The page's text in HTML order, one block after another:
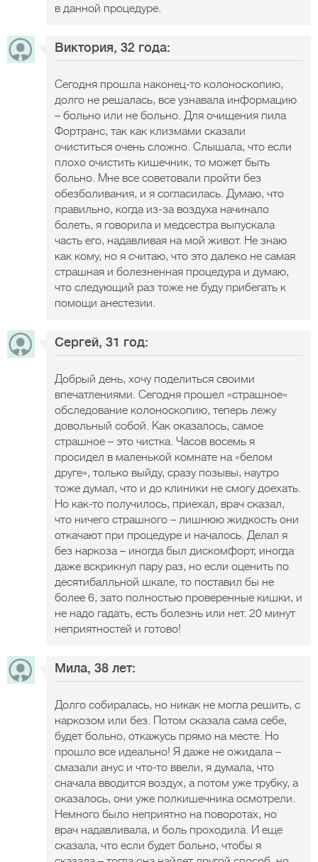
в данной процедуре.
Виктория, 32 года:
Сегодня прошла наконец-то колоноскопию,
долго не решалась, все узнавала информацию
– больно или не больно. Для очищения пила
Фортранс, так как клизмами сказали
очиститься очень сложно. Слышала, что если
плохо очистить кишечник, то может быть
больно. Мне все советовали пройти без
обезболивания, и я согласилась. Думаю, что
правильно, когда из-за воздуха начинало
болеть, я говорила и медсестра выпускала
часть его, надавливая на мой живот. Не знаю
как кому, но я считаю, что это далеко не самая
страшная и болезненная процедура и думаю,
что следующий раз тоже не буду прибегать к
помощи анестезии.
Сергей, 31 год:
Добрый день, хочу поделиться своими
впечатлениями. Сегодня прошел «страшное»
обследование колоноскопию, теперь лежу
довольный собой. Как оказалось, самое
страшное – это чистка. Часов восемь я
просидел в маленькой комнате на «белом
друге», только выйду, сразу позывы, наутро
тоже думал, что и до клиники не смогу доехать.
Но как-то получилось, приехал, врач сказал,
что ничего страшного – лишнюю жидкость они
откачают при процедуре и началось. Делал я
без наркоза – иногда был дискомфорт, иногда
даже вскрикнул пару раз, но если оценить по
десятибалльной шкале, то поставил бы не
более 6, зато полностью проверенные кишки, и
не надо гадать, есть болезнь или нет. 20 минут
неприятностей и готово!
Мила, 38 лет:
Долго собиралась, но никак не могла решить, с
наркозом или без. Потом сказала сама себе,
будет больно, откажусь прямо на месте. Но
прошло все идеально! Я даже не ожидала –
смазали анус и что-то ввели, я думала, что
сначала вводится воздух, а потом уже трубку, а
оказалось, они уже полкишечника осмотрели.
Немного было неприятно на поворотах, но
врач надавливала, и боль проходила. И еще
сказала, что если будет больно, чтобы я